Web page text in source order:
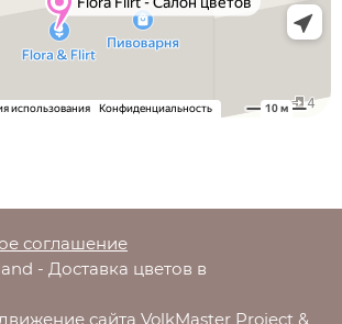
соглашение
- Доставка цветов в
сайта VolkMaster Project &